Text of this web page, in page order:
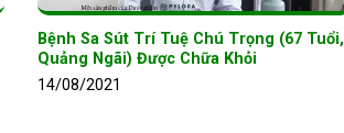
Bệnh Sa Sút Trí Tuệ Chú Trọng (67 Tuổi,
Quảng Ngãi) Được Chữa Khỏi
14/08/2021